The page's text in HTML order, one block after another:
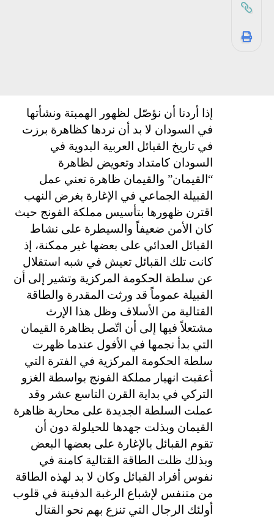
إذا أردنا أن نؤصّل لظهور الهمبتة ونشأتها
في السودان لا بد أن نردها كظاهرة برزت
في تاريخ القبائل العربية البدوية في
السودان كامتداد وتعويض لظاهرة
“القيمان” والقيمان ظاهرة تعني عمل
القبيلة الجماعي في الإغارة بغرض النهب
اقترن ظهورها بتأسيس مملكة الفونج حيث
كان الأمن ضعيفاً والسيطرة على نشاط
القبائل العدائي على بعضها غير ممكنة، إذ
كانت تلك القبائل تعيش في شبه استقلال
عن سلطة الحكومة المركزية وتشير إلى أن
القبيلة عموماً قد ورثت المقدرة والطاقة
القتالية من الأسلاف وظل هذا الإرث
مشتعلاً فيها إلى أن اتّصل بظاهرة القيمان
التي بدأ نجمها في الأفول عندما ظهرت
سلطة الحكومة المركزية في الفترة التي
أعقبت انهيار مملكة الفونج بواسطة الغزو
التركي في بداية القرن التاسع عشر وقد
عملت السلطة الجديدة على محاربة ظاهرة
القيمان وبذلت جهدها للحيلولة دون أن
تقوم القبائل بالإغارة على بعضها البعض
وبذلك ظلت الطاقة القتالية كامنة في
نفوس أفراد القبائل وكان لا بد لهذه الطاقة
من متنفس لإشباع الرغبة الدفينة في قلوب
أولئك الرجال التي تنزع بهم نحو القتال